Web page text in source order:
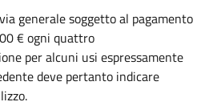
generale soggetto al pagamento
€ ogni quattro
per alcuni usi espressamente
deve pertanto indicare